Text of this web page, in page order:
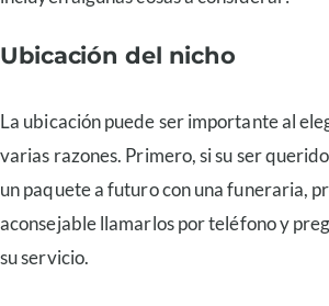
Ubicación del nicho
La ubicación puede ser importante al
varias razones. Primero, si su ser
un paquete a futuro con una funeraria,
aconsejable llamarlos por teléfono y
su servicio.